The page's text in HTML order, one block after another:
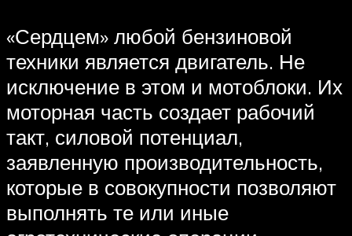
«Сердцем» любой бензиновой
техники является двигатель. Не
исключение в этом и мотоблоки. Их
моторная часть создает рабочий
такт, силовой потенциал,
заявленную производительность,
которые в совокупности позволяют
выполнять те или иные